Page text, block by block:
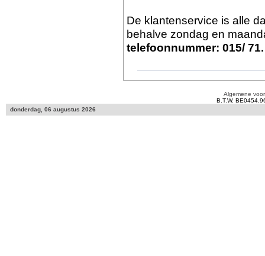
De klantenservice is alle
behalve zondag en
telefoonnummer: 015/
Algemene
B.T.W.
donderdag, 06 augustus 2026